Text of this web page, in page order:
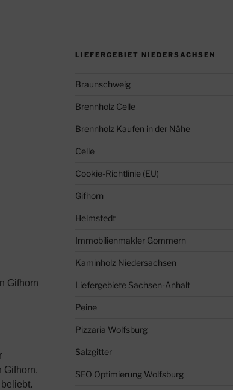
Gifhorn
Gifhorn.
LIEFERGEBIET NIEDERSACHSEN
Braunschweig
Brennholz Celle
Brennholz Kaufen in der Nähe
Celle
Cookie-Richtlinie (EU)
Gifhorn
Helmstedt
Immobilienmakler Gommern
Kaminholz Niedersachsen
Liefergebiete Sachsen-Anhalt
Peine
Pizzaria Wolfsburg
Salzgitter
SEO Optimierung Wolfsburg